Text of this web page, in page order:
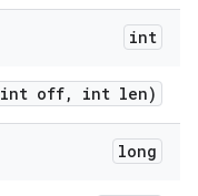
int
int off, int len)
long